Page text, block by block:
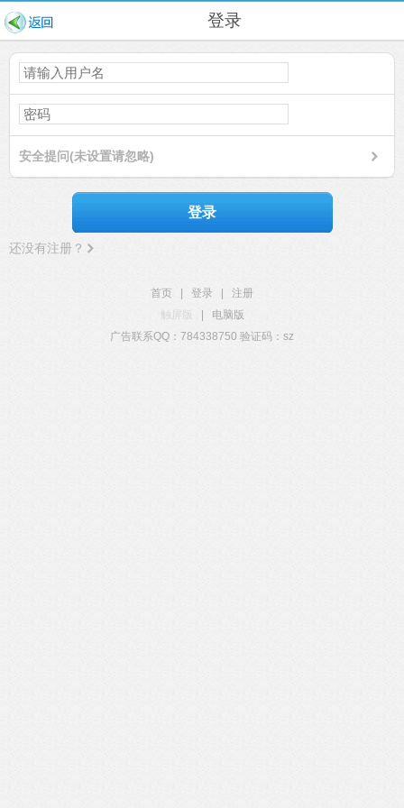
登录
安全提问(未设置请忽略)
登录
还没有注册？
首页 登录
注册
触屏版
电脑版
广告联系QQ：784338750 验证码：sz